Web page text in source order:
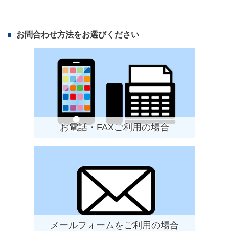
お問合わせ方法をお選びください
お電話・FAXご利用の場合
メールフォームをご利用の場合